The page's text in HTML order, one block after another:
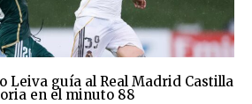
Leiva guía al Real Madrid Castilla
en el minuto 88